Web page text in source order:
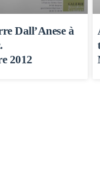
Dall’Anese à
2012